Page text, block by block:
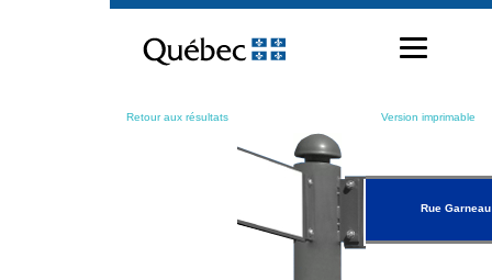
contenu
Retour aux résultats Version imprimable
Rue Garneau